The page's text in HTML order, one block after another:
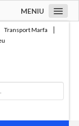
MENIU
Transport Marfa